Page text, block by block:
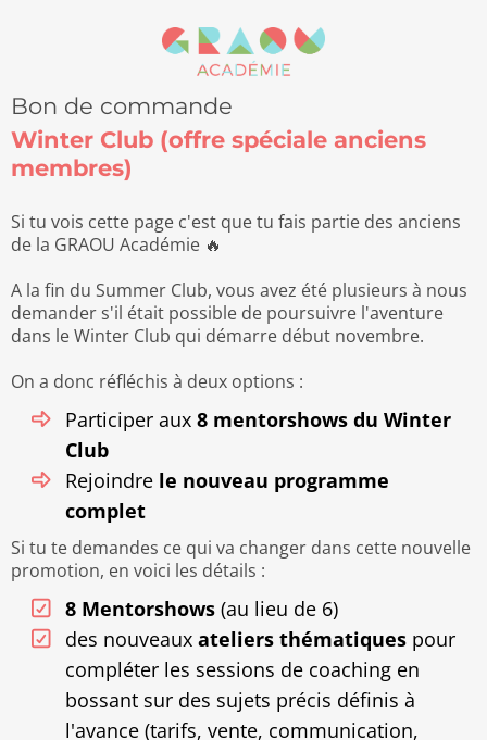
Bon de commande
Winter Club (offre spéciale anciens
membres)
Si tu vois cette page c'est que tu fais partie des anciens
de la GRAOU Académie 🔥
A la fin du Summer Club, vous avez été plusieurs à nous
demander s'il était possible de poursuivre l'aventure
dans le Winter Club qui démarre début novembre.
On a donc réfléchis à deux options :
Participer aux 8 mentorshows du Winter
Club
Rejoindre le nouveau programme
complet
Si tu te demandes ce qui va changer dans cette nouvelle
promotion, en voici les détails :
8 Mentorshows (au lieu de 6)
des nouveaux ateliers thématiques pour
compléter les sessions de coaching en
bossant sur des sujets précis définis à
l'avance (tarifs, vente, communication,